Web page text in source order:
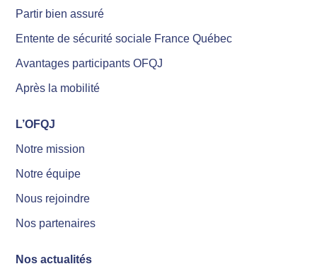
Partir bien assuré
Entente de sécurité sociale France Québec
Avantages participants OFQJ
Après la mobilité
L’OFQJ
Notre mission
Notre équipe
Nous rejoindre
Nos partenaires
Nos actualités